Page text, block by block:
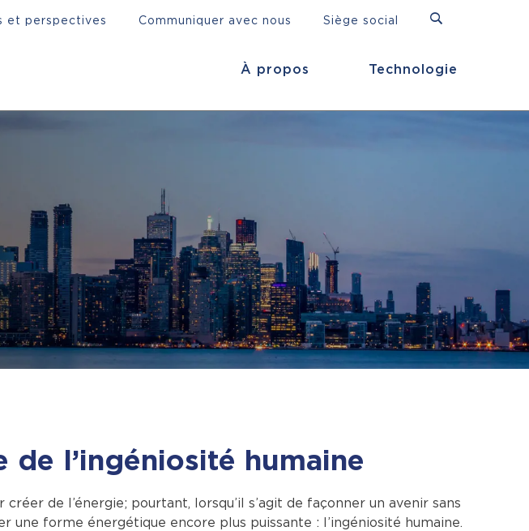
À propos Technologie
et perspectives Communiquer avec nous Siège social
de l’ingéniosité humaine
de l’énergie; pourtant, lorsqu’il s’agit de façonner un avenir sans
une forme énergétique encore plus puissante : l’ingéniosité humaine.